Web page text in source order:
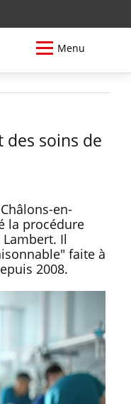
Menu
des soins de
en-
la procédure
Lambert. Il
faite à
2008.